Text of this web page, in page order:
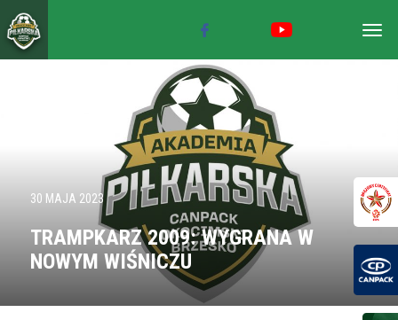
30 MAJA 2023
TRAMPKARZ 2009: WYGRANA W
NOWYM WIŚNICZU